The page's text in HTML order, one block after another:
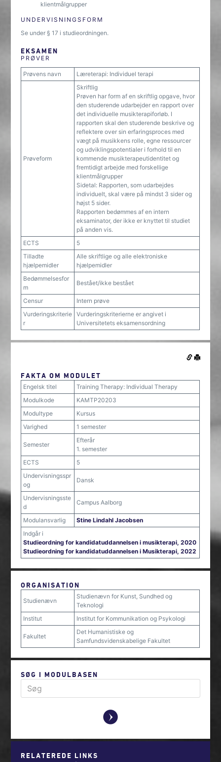
klientmålgrupper
UNDERVISNINGSFORM
Se under § 17 i studieordningen.
EKSAMEN
PRØVER
Prøvens navn Læreterapi: Individuel terapi
Prøveform
Skriftlig
Prøven har form af en skriftlig opgave, hvor
den studerende udarbejder en rapport over
det individuelle musikterapiforløb. I
rapporten skal den studerende beskrive og
reflektere over sin erfaringsproces med
vægt på musikkens rolle, egne ressourcer
og udviklingspotentialer i forhold til en
kommende musikterapeutidentitet og
fremtidigt arbejde med forskellige
klientmålgrupper
Sidetal: Rapporten, som udarbejdes
individuelt, skal være på mindst 3 sider og
højst 5 sider.
Rapporten bedømmes af en intern
eksaminator, der ikke er knyttet til studiet
på anden vis.
ECTS
5
Tilladte
hjælpemidler
Alle skriftlige og alle elektroniske
hjælpemidler
Bedømmelsesfor
m
Bestået/ikke bestået
Censur
Intern prøve
Vurderingskriterie
r
Vurderingskriterierne er angivet i
Universitetets eksamensordning
FAKTA OM MODULET
Engelsk titel
Training Therapy: Individual Therapy
Modulkode
KAMTP20203
Modultype
Kursus
Varighed
1 semester
Semester
Efterår
1. semester
ECTS
5
Undervisningsspr
og
Dansk
Undervisningsste
d
Campus Aalborg
Modulansvarlig
Stine Lindahl Jacobsen
Indgår i
Studieordning for kandidatuddannelsen i musikterapi, 2020
Studieordning for kandidatuddannelsen i Musikterapi, 2022
ORGANISATION
Studienævn
Studienævn for Kunst, Sundhed og
Teknologi
Institut
Institut for Kommunikation og Psykologi
Fakultet
Det Humanistiske og
Samfundsvidenskabelige Fakultet
SØG I MODULBASEN
y
RELATEREDE LINKS